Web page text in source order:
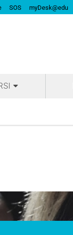
SOS myDesk@edu